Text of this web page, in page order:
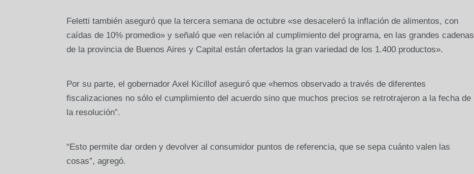
Feletti también aseguró que la tercera semana de octubre «se desaceleró la inflación de alimentos, con
caídas de 10% promedio» y señaló que «en relación al cumplimiento del programa, en las grandes cadenas
de la provincia de Buenos Aires y Capital están ofertados la gran variedad de los 1.400 productos».
Por su parte, el gobernador Axel Kicillof aseguró que «hemos observado a través de diferentes
fiscalizaciones no sólo el cumplimiento del acuerdo sino que muchos precios se retrotrajeron a la fecha de
la resolución”.
“Esto permite dar orden y devolver al consumidor puntos de referencia, que se sepa cuánto valen las
cosas”, agregó.